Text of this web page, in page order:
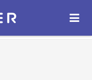
ОТКРЫТЬ